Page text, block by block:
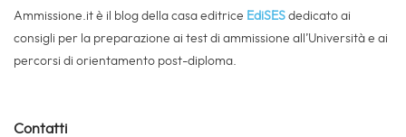
Ammissione.it è il blog della casa editrice EdiSES dedicato ai
consigli per la preparazione ai test di ammissione all’Università e ai
percorsi di orientamento post-diploma.
Contatti